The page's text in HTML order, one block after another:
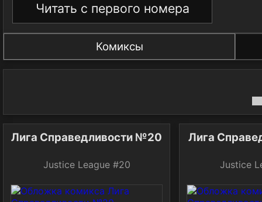
Читать с первого номера
Комиксы
Лига Справедливости №20
Justice League #20
Лига
Justice